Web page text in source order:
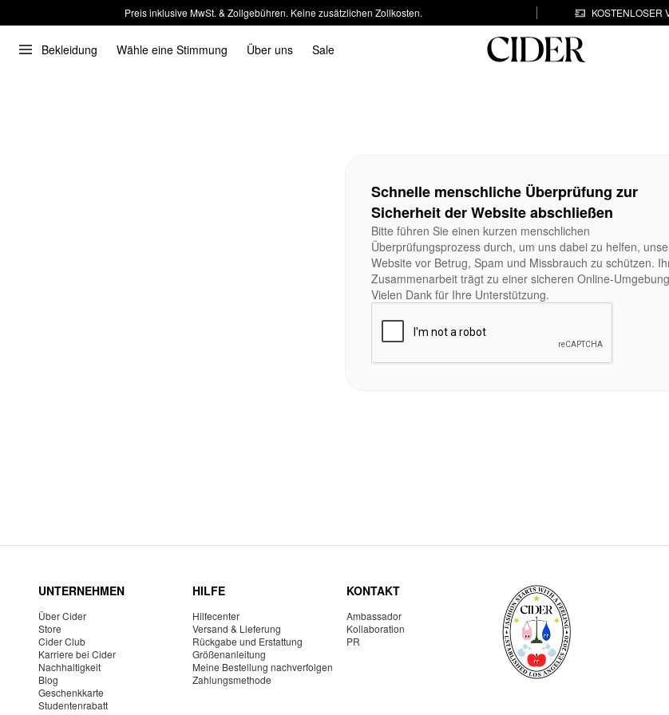
Preis inklusive MwSt. & Zollgebühren. Keine zusätzlichen Zollkosten. KOSTENLOSER
Bekleidung Wähle eine Stimmung Über uns Sale
Schnelle menschliche Überprüfung zur
Sicherheit der Website abschließen
Bitte führen Sie einen kurzen menschlichen
Überprüfungsprozess durch, um uns dabei zu helfen,
Website vor Betrug, Spam und Missbrauch zu schützen.
Zusammenarbeit trägt zu einer sicheren Online-
Vielen Dank für Ihre Unterstützung.
UNTERNEHMEN
Über Cider
Store
Cider Club
Karriere bei Cider
Nachhaltigkeit
Blog
Geschenkkarte
Studentenrabatt
HILFE
Hilfecenter
Versand & Lieferung
Rückgabe und Erstattung
Größenanleitung
Meine Bestellung nachverfolgen
Zahlungsmethode
KONTAKT
Ambassador
Kollaboration
PR